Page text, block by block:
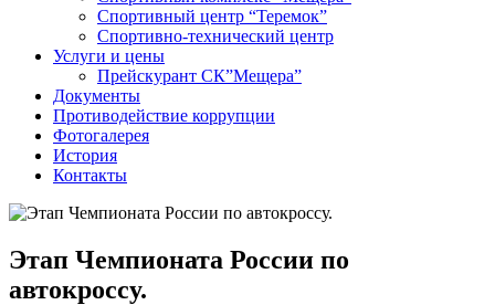
Спортивный центр “Теремок”
Спортивно-технический центр
Услуги и цены
Прейскурант СК”Мещера”
Документы
Противодействие коррупции
Фотогалерея
История
Контакты
Этап Чемпионата России по
автокроссу.